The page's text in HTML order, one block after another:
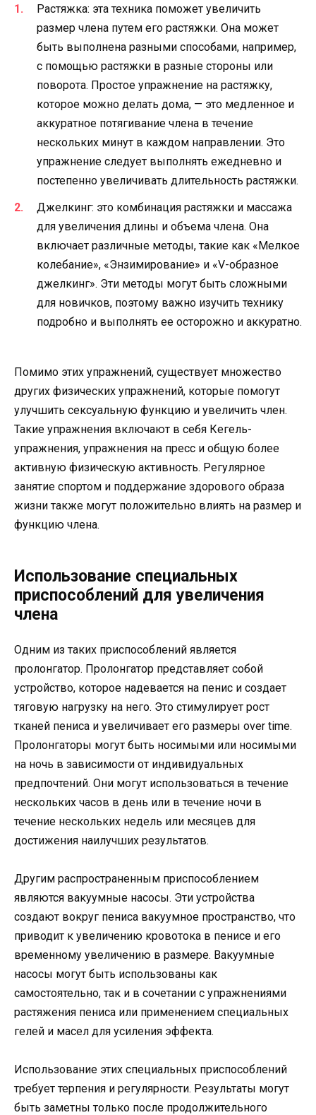
Растяжка: эта техника поможет увеличить
размер члена путем его растяжки. Она может
быть выполнена разными способами, например,
с помощью растяжки в разные стороны или
поворота. Простое упражнение на растяжку,
которое можно делать дома, — это медленное и
аккуратное потягивание члена в течение
нескольких минут в каждом направлении. Это
упражнение следует выполнять ежедневно и
постепенно увеличивать длительность растяжки.
Джелкинг: это комбинация растяжки и массажа
для увеличения длины и объема члена. Она
включает различные методы, такие как «Мелкое
колебание», «Энзимирование» и «V-образное
джелкинг». Эти методы могут быть сложными
для новичков, поэтому важно изучить технику
подробно и выполнять ее осторожно и аккуратно.
Помимо этих упражнений, существует множество
других физических упражнений, которые помогут
улучшить сексуальную функцию и увеличить член.
Такие упражнения включают в себя Кегель-
упражнения, упражнения на пресс и общую более
активную физическую активность. Регулярное
занятие спортом и поддержание здорового образа
жизни также могут положительно влиять на размер и
функцию члена.
Использование специальных
приспособлений для увеличения
члена
Одним из таких приспособлений является
пролонгатор. Пролонгатор представляет собой
устройство, которое надевается на пенис и создает
тяговую нагрузку на него. Это стимулирует рост
тканей пениса и увеличивает его размеры over time.
Пролонгаторы могут быть носимыми или носимыми
на ночь в зависимости от индивидуальных
предпочтений. Они могут использоваться в течение
нескольких часов в день или в течение ночи в
течение нескольких недель или месяцев для
достижения наилучших результатов.
Другим распространенным приспособлением
являются вакуумные насосы. Эти устройства
создают вокруг пениса вакуумное пространство, что
приводит к увеличению кровотока в пенисе и его
временному увеличению в размере. Вакуумные
насосы могут быть использованы как
самостоятельно, так и в сочетании с упражнениями
растяжения пениса или применением специальных
гелей и масел для усиления эффекта.
Использование этих специальных приспособлений
требует терпения и регулярности. Результаты могут
быть заметны только после продолжительного